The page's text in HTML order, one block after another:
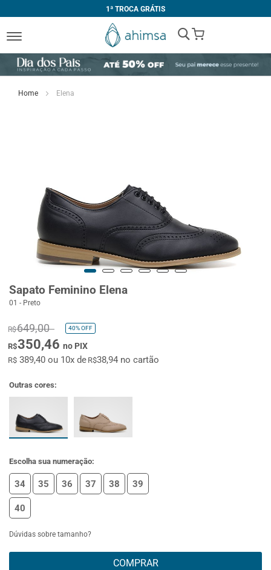
1ª TROCA GRÁTIS
My Cart
Home Elena
Sapato Feminino Elena
01 - Preto
R$649,00 40%OFF
R$350,46 no PIX
R$ 389,40 ou 10x deR$38,94 no cartão
Outras cores:
Escolha sua numeração:
34 35 36 37 38 39
40
Dúvidas sobre tamanho?
COMPRAR